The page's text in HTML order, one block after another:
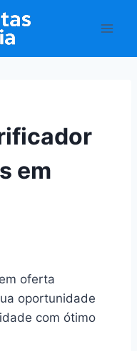
em
oferta
oportunidade
com ótimo